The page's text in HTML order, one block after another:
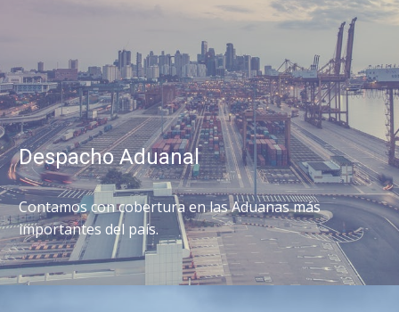
Despacho Aduanal
Contamos con cobertura en las Aduanas más
importantes del país.